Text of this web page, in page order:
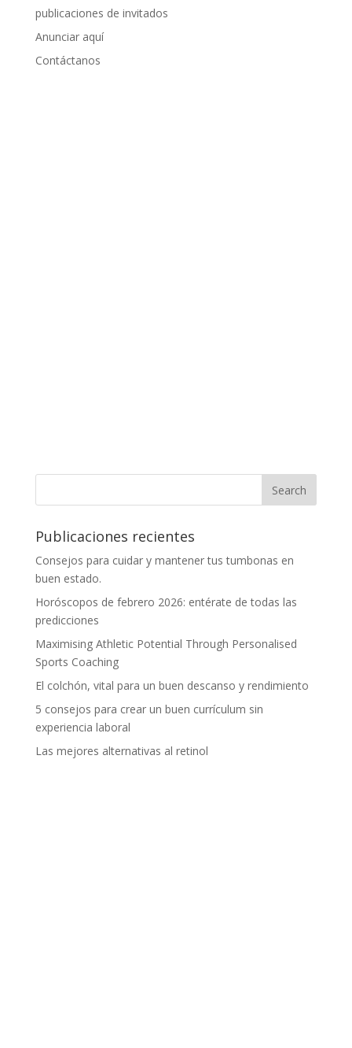
publicaciones de invitados
Anunciar aquí
Contáctanos
Publicaciones recientes
Consejos para cuidar y mantener tus tumbonas en
buen estado.
Horóscopos de febrero 2026: entérate de todas las
predicciones
Maximising Athletic Potential Through Personalised
Sports Coaching
El colchón, vital para un buen descanso y rendimiento
5 consejos para crear un buen currículum sin
experiencia laboral
Las mejores alternativas al retinol